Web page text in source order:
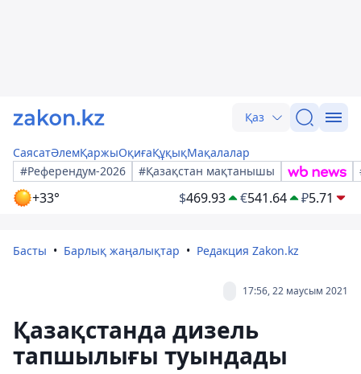
Қаз
СаясатӘлемҚаржыОқиғаҚұқықМақалалар
#Референдум-2026
#Қазақстан мақтанышы
+33° $469.93 €541.64 ₽5.71
Басты Барлық жаңалықтар Редакция Zakon.kz
17:56, 22 маусым 2021
Қазақстанда дизель
тапшылығы туындады